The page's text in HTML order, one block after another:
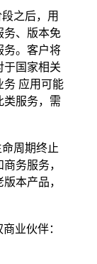
之后，用
务、版本免
务。客户将
于国家相关
应用可能
类服务，需
周期终止
务服务，
本产品，
业伙伴：